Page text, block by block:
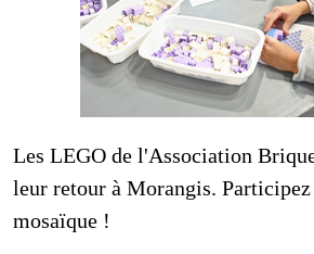
Mosaïque LEGO
Les LEGO de l'Association
leur retour à Morangis.
mosaïque !